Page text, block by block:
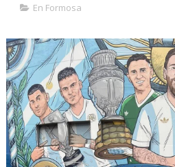
En Formosa